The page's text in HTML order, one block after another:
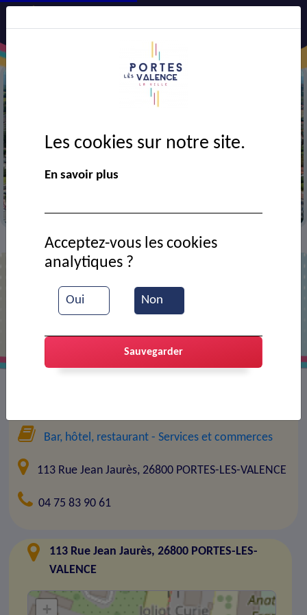
> Contact >Café Le Jean Jaurès
Café Le Jean Jaurès
Bar, hôtel, restaurant - Services et commerces
113 Rue Jean Jaurès, 26800 PORTES-LES-VALENCE
04 75 83 90 61
113 Rue Jean Jaurès, 26800 PORTES-LES-
VALENCE
+
Les cookies sur notre site.
En savoir plus
Oui Non
Acceptez-vous les cookies
analytiques ?
Sauvegarder